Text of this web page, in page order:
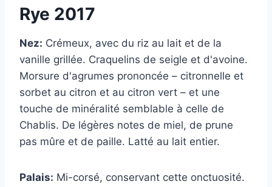
Rye 2017
Nez: Crémeux, avec du riz au lait et de la
vanille grillée. Craquelins de seigle et d'avoine.
Morsure d'agrumes prononcée – citronnelle et
sorbet au citron et au citron vert – et une
touche de minéralité semblable à celle de
Chablis. De légères notes de miel, de prune
pas mûre et de paille. Latté au lait entier.
Palais: Mi-corsé, conservant cette onctuosité.